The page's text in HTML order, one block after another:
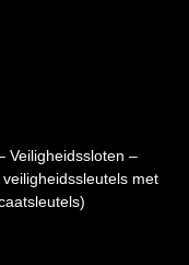
Veiligheidssloten –
met